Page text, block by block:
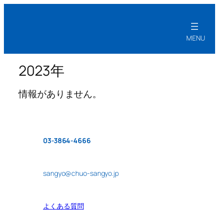
2023年
情報がありません。
03-3864-4666
sangyo@chuo-sangyo.jp
よくある質問